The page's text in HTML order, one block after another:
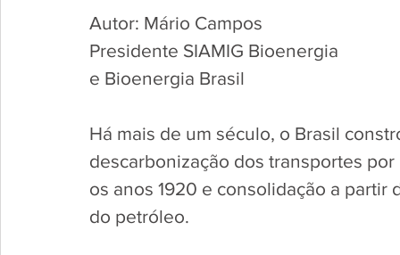
Autor: Mário Campos
Presidente SIAMIG Bioenergia
e Bioenergia Brasil
Há mais de um século, o Brasil
descarbonização dos transportes
os anos 1920 e consolidação a partir
do petróleo.